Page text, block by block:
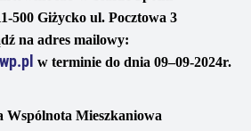
500 Giżycko ul. Pocztowa 3
na adres mailowy:
w terminie do dnia 09–09-2024r.
Wspólnota Mieszkaniowa